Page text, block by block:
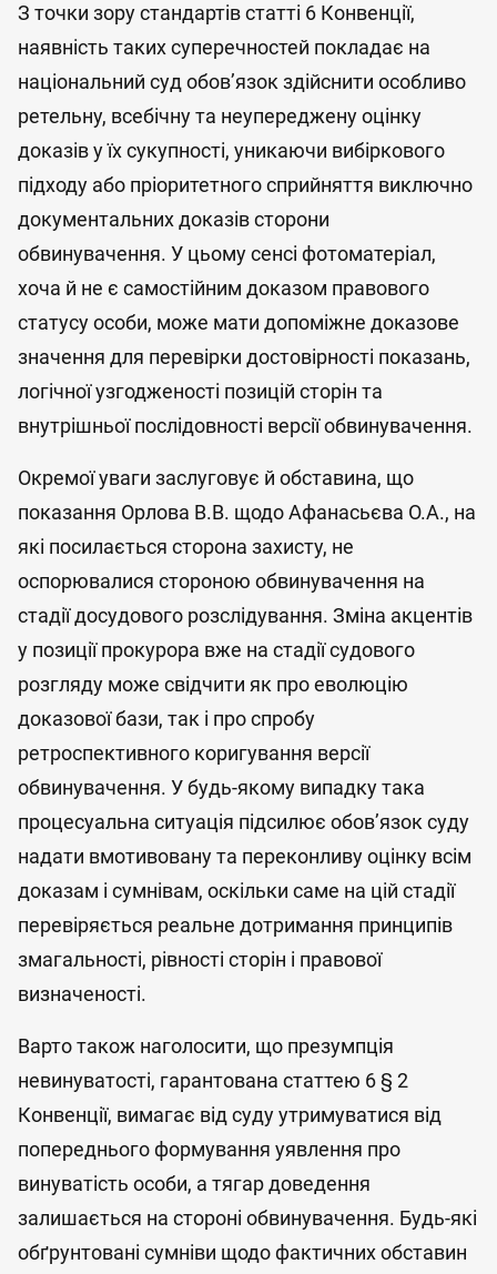
З точки зору стандартів статті 6 Конвенції,
наявність таких суперечностей покладає на
національний суд обов’язок здійснити особливо
ретельну, всебічну та неупереджену оцінку
доказів у їх сукупності, уникаючи вибіркового
підходу або пріоритетного сприйняття виключно
документальних доказів сторони
обвинувачення. У цьому сенсі фотоматеріал,
хоча й не є самостійним доказом правового
статусу особи, може мати допоміжне доказове
значення для перевірки достовірності показань,
логічної узгодженості позицій сторін та
внутрішньої послідовності версії обвинувачення.
Окремої уваги заслуговує й обставина, що
показання Орлова В.В. щодо Афанасьєва О.А., на
які посилається сторона захисту, не
оспорювалися стороною обвинувачення на
стадії досудового розслідування. Зміна акцентів
у позиції прокурора вже на стадії судового
розгляду може свідчити як про еволюцію
доказової бази, так і про спробу
ретроспективного коригування версії
обвинувачення. У будь-якому випадку така
процесуальна ситуація підсилює обов’язок суду
надати вмотивовану та переконливу оцінку всім
доказам і сумнівам, оскільки саме на цій стадії
перевіряється реальне дотримання принципів
змагальності, рівності сторін і правової
визначеності.
Варто також наголосити, що презумпція
невинуватості, гарантована статтею 6 § 2
Конвенції, вимагає від суду утримуватися від
попереднього формування уявлення про
винуватість особи, а тягар доведення
залишається на стороні обвинувачення. Будь-які
обґрунтовані сумніви щодо фактичних обставин